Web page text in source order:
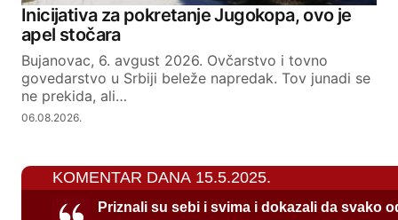
Inicijativa za pokretanje Jugokopa, ovo je
apel stočara
Bujanovac, 6. avgust 2026. Ovčarstvo i tovno
govedarstvo u Srbiji beleže napredak. Tov junadi se
ne prekida, ali…
06.08.2026.
KOMENTAR DANA 15.5.2025.
Priznali su sebi i svima i dokazali da svako